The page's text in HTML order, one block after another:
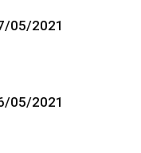
05/2021
05/2021